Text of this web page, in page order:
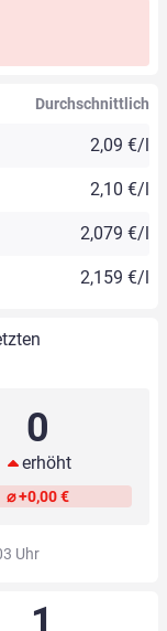
Durchschnittlich
2,09 €/l
2,10 €/l
2,079 €/l
2,159 €/l
0
erhöht
⌀ +0,00 €
Uhr